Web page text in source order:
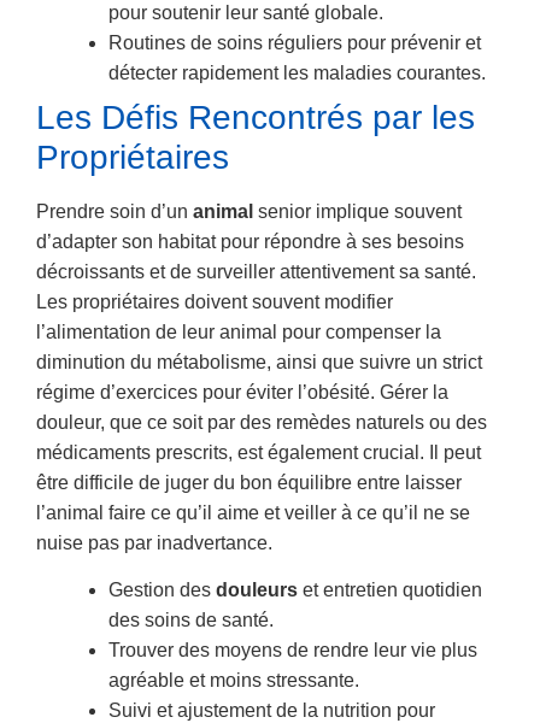
pour soutenir leur santé globale.
Routines de soins réguliers pour prévenir et
détecter rapidement les maladies courantes.
Les Défis Rencontrés par les
Propriétaires
Prendre soin d’un animal senior implique souvent
d’adapter son habitat pour répondre à ses besoins
décroissants et de surveiller attentivement sa santé.
Les propriétaires doivent souvent modifier
l’alimentation de leur animal pour compenser la
diminution du métabolisme, ainsi que suivre un strict
régime d’exercices pour éviter l’obésité. Gérer la
douleur, que ce soit par des remèdes naturels ou des
médicaments prescrits, est également crucial. Il peut
être difficile de juger du bon équilibre entre laisser
l’animal faire ce qu’il aime et veiller à ce qu’il ne se
nuise pas par inadvertance.
Gestion des douleurs et entretien quotidien
des soins de santé.
Trouver des moyens de rendre leur vie plus
agréable et moins stressante.
Suivi et ajustement de la nutrition pour